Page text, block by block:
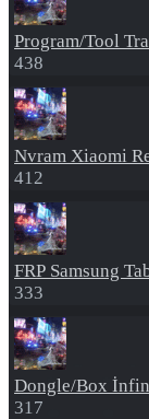
Program/Tool
438
Nvram Xiaomi
412
FRP Samsung
333
Dongle/Box
317